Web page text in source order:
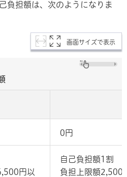
負担額は、次のようになりま
画面サイズで表示
0円
円以
自己負担額1割
負担上限額2,500